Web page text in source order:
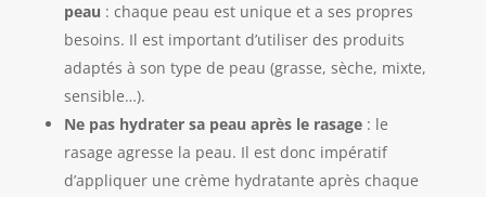
peau : chaque peau est unique et a ses propres
besoins. Il est important d’utiliser des produits
adaptés à son type de peau (grasse, sèche, mixte,
sensible…).
Ne pas hydrater sa peau après le rasage: le
rasage agresse la peau. Il est donc impératif
d’appliquer une crème hydratante après chaque